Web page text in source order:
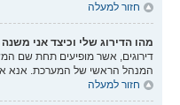
חזור למעלה
מהו הדירוג שלי וכיצד אני
דירוגים, אשר מופיעים תחת שם
המנהל הראשי של המערכת. אנא אל
חזור למעלה